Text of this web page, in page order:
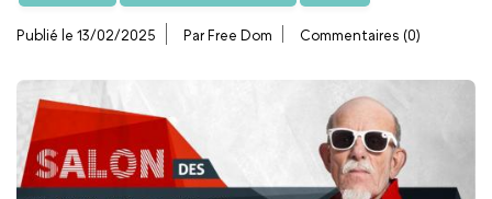
Publié le 13/02/2025 Par Free Dom Commentaires (0)